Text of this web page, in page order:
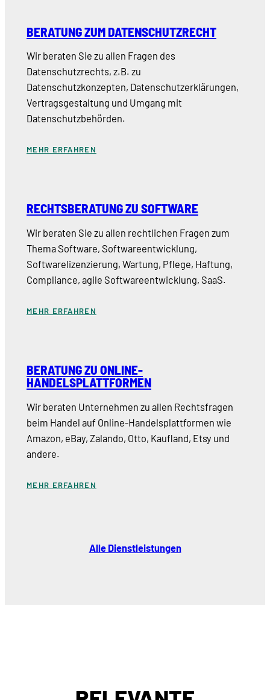
BERATUNG ZUM DATENSCHUTZRECHT
Wir beraten Sie zu allen Fragen des
Datenschutzrechts, z.B. zu
Datenschutzkonzepten, Datenschutzerklärungen,
Vertragsgestaltung und Umgang mit
Datenschutzbehörden.
MEHR ERFAHREN
RECHTSBERATUNG ZU SOFTWARE
Wir beraten Sie zu allen rechtlichen Fragen zum
Thema Software, Softwareentwicklung,
Softwarelizenzierung, Wartung, Pflege, Haftung,
Compliance, agile Softwareentwicklung, SaaS.
MEHR ERFAHREN
BERATUNG ZU ONLINE-
HANDELSPLATTFORMEN
Wir beraten Unternehmen zu allen Rechtsfragen
beim Handel auf Online-Handelsplattformen wie
Amazon, eBay, Zalando, Otto, Kaufland, Etsy und
andere.
MEHR ERFAHREN
Alle Dienstleistungen